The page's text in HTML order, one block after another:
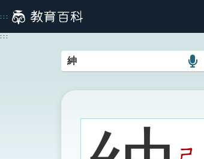
到
主
:::
:::
語
搜
圖